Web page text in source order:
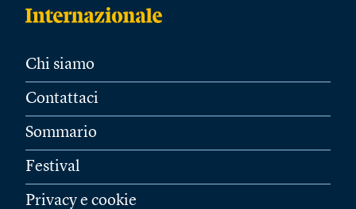
Chi siamo
Contattaci
Sommario
Festival
Privacy e cookie